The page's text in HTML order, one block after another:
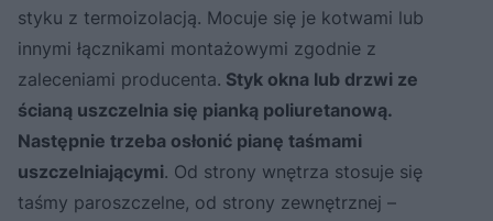
styku z termoizolacją. Mocuje się je kotwami lub
innymi łącznikami montażowymi zgodnie z
zaleceniami producenta. Styk okna lub drzwi ze
ścianą uszczelnia się pianką poliuretanową.
Następnie trzeba osłonić pianę taśmami
uszczelniającymi. Od strony wnętrza stosuje się
taśmy paroszczelne, od strony zewnętrznej –